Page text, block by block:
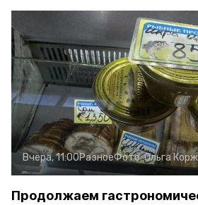
Вчера, 11:00РазноеФото:Ольга
Продолжаем